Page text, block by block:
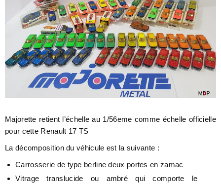
Majorette retient l’échelle au 1/56eme comme échelle officielle
pour cette Renault 17 TS
La décomposition du véhicule est la suivante :
Carrosserie de type berline deux portes en zamac
Vitrage translucide ou ambré qui comporte le